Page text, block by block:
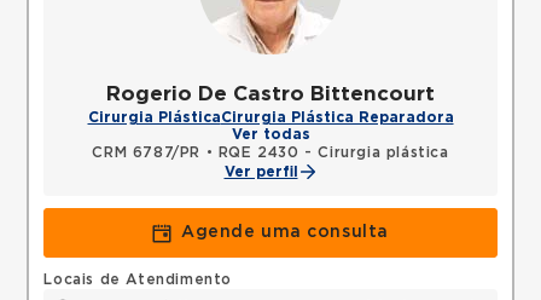
Rogerio De Castro Bittencourt
Cirurgia PlásticaCirurgia Plástica Reparadora
Ver todas
CRM 6787/PR
•
RQE 2430 - Cirurgia plástica
Ver perfil
Agende uma consulta
Locais de Atendimento